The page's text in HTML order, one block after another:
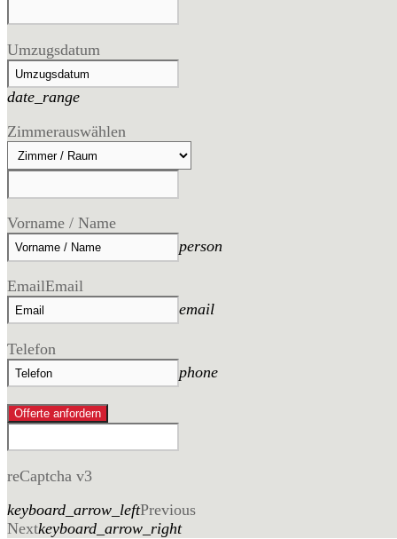
Umzugsdatum
date_range
Zimmerauswählen
Vorname / Name
person
EmailEmail
email
Telefon
phone
Offerte anfordern
reCaptcha v3
keyboard_arrow_leftPrevious
Nextkeyboard_arrow_right